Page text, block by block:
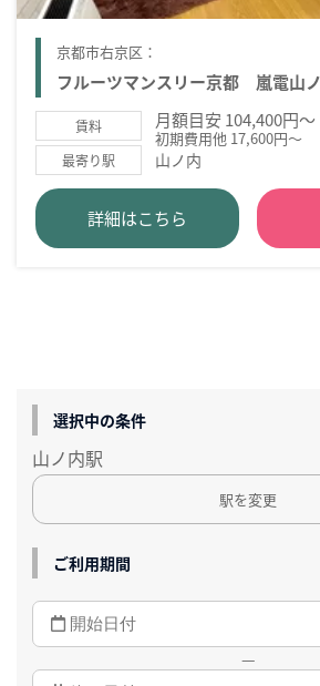
京都市右京区：
フルーツマンスリー京都 嵐電山
賃料 月額目安 104,400円～
初期費用他 17,600円～
最寄り駅 山ノ内
詳細はこちら
選択中の条件
山ノ内駅
駅を変更
ご利用期間
—